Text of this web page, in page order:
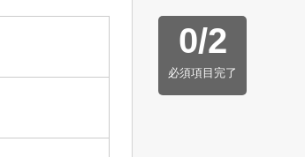
0/2
必須項目完了